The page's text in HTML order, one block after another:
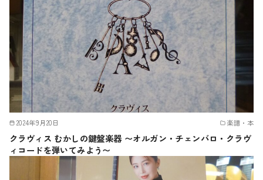
2024年9月20日 楽譜・本
クラヴィス むかしの鍵盤楽器 〜オルガン・チェンバロ・クラヴ
ィコードを弾いてみよう〜